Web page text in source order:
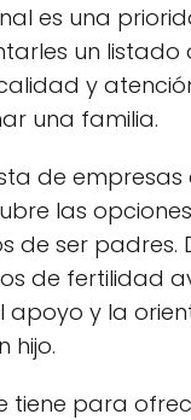
es una
un listado
y
una familia.
de
las
de ser
de fertilidad
y la
hijo.
para